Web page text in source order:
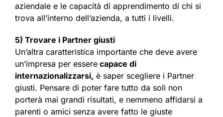
aziendale e le capacità di apprendimento di chi si
trova all’interno dell’azienda, a tutti i livelli.
5) Trovare i Partner giusti
Un’altra caratteristica importante che deve avere
un’impresa per essere capace di
internazionalizzarsi, è saper scegliere i Partner
giusti. Pensare di poter fare tutto da soli non
porterà mai grandi risultati, e nemmeno affidarsi a
parenti o amici senza avere fatto le giuste